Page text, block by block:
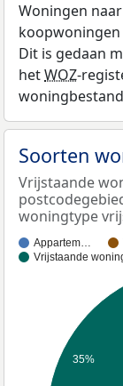
Woningen
koopwoningen
Dit is gedaan
hetWOZ-
Soorten
Vrijstaande
woningtype
Appartem…
Vrijstaande
35%